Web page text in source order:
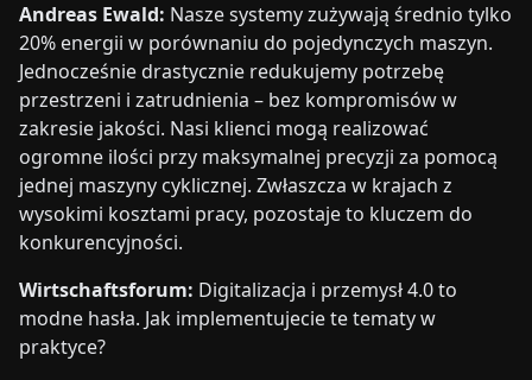
Andreas Ewald: Nasze systemy zużywają średnio tylko
20% energii w porównaniu do pojedynczych maszyn.
Jednocześnie drastycznie redukujemy potrzebę
przestrzeni i zatrudnienia – bez kompromisów w
zakresie jakości. Nasi klienci mogą realizować
ogromne ilości przy maksymalnej precyzji za pomocą
jednej maszyny cyklicznej. Zwłaszcza w krajach z
wysokimi kosztami pracy, pozostaje to kluczem do
konkurencyjności.
Wirtschaftsforum: Digitalizacja i przemysł 4.0 to
modne hasła. Jak implementujecie te tematy w
praktyce?